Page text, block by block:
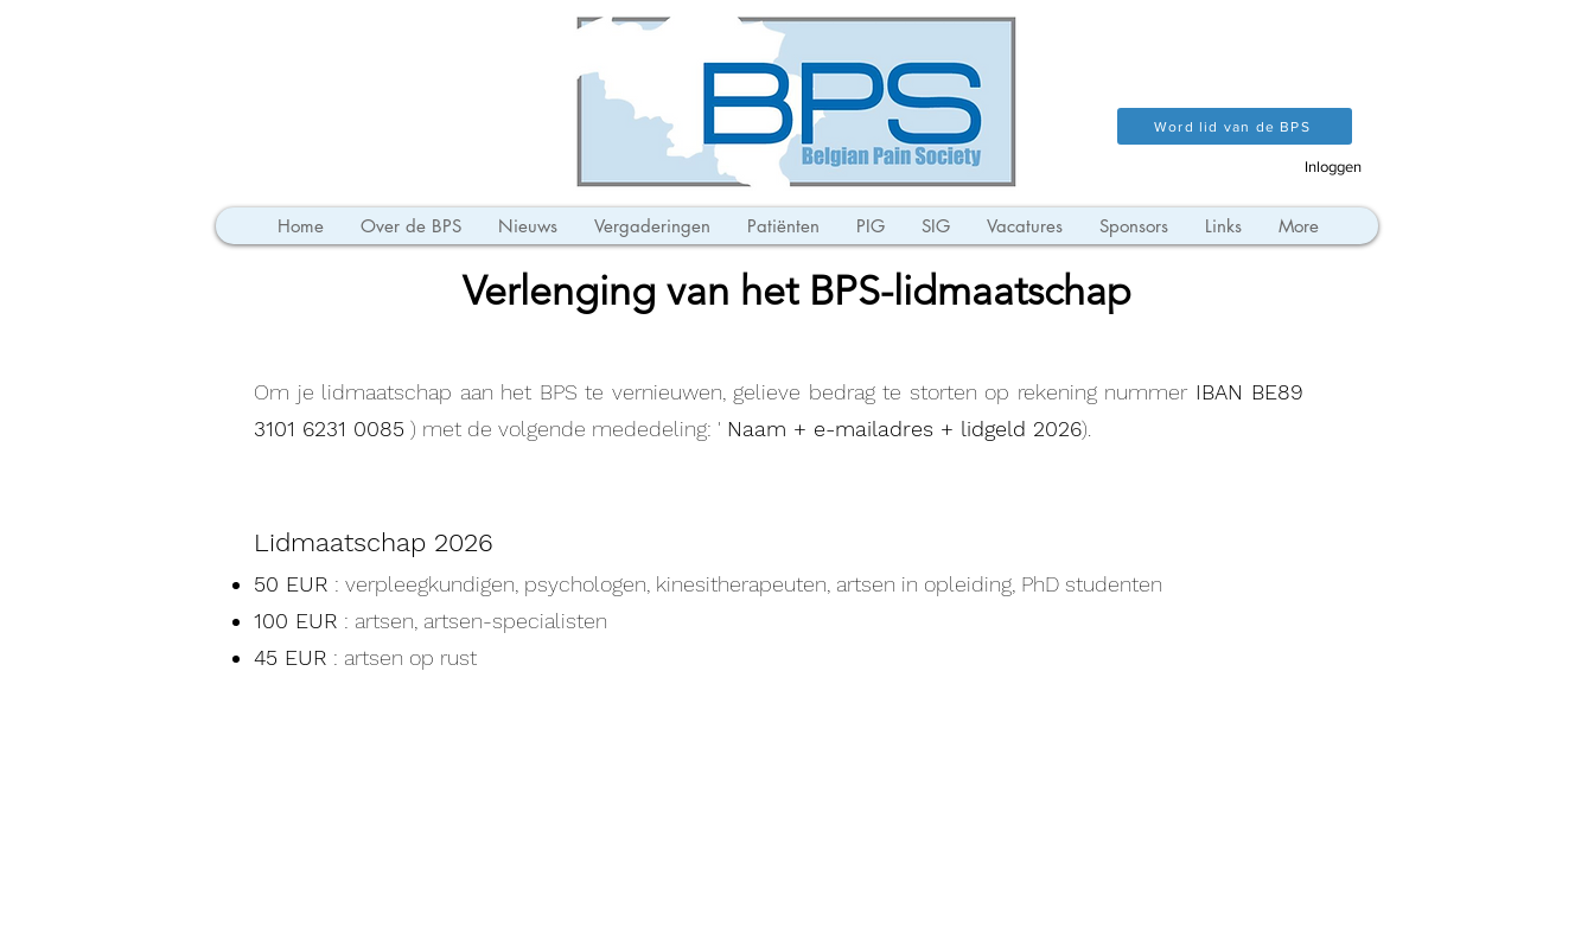
Word lid van de BPS
Inloggen
Home Over de BPS Nieuws Vergaderingen Patiënten PIG SIG Vacatures Sponsors Links More
Verlenging van het BPS-lidmaatschap
Om je lidmaatschap aan het BPS te vernieuwen, gelieve bedrag te storten op rekening nummer IBAN BE89
3101 6231 0085 ) met de volgende mededeling: ' Naam + e-mailadres + lidgeld 2026).
Lidmaatschap 2026
50 EUR : verpleegkundigen, psychologen, kinesitherapeuten, artsen in opleiding, PhD studenten
100 EUR : artsen, artsen-specialisten
45 EUR : artsen op rust